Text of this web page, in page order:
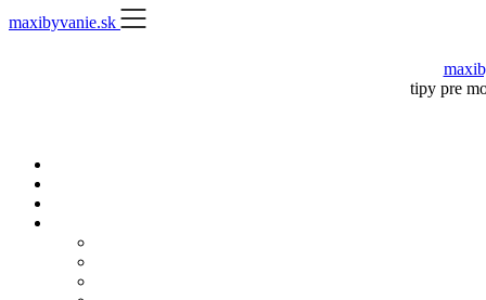
Skip
to
maxibyvanie.sk
tipy pre